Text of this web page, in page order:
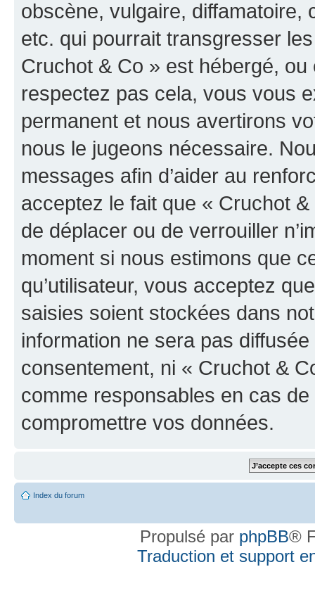
obscène, vulgaire, diffamatoire,
etc. qui pourrait transgresser
Cruchot & Co » est hébergé,
respectez pas cela, vous vous
permanent et nous avertirons
nous le jugeons nécessaire.
messages afin d’aider au
acceptez le fait que « Cruchot
de déplacer ou de verrouiller
moment si nous estimons que
qu’utilisateur, vous acceptez
saisies soient stockées dans
information ne sera pas
consentement, ni « Cruchot &
comme responsables en cas
compromettre vos données.
Index du forum
Propulsé par phpBB®
Traduction et support